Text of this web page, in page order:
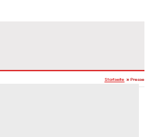
Startseite Presse